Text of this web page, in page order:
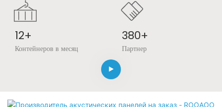
12+
Контейнеров в месяц
380+
Партнер